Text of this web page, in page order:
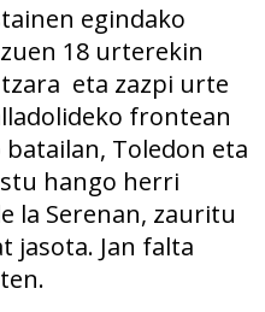
egindako
18 urterekin
eta zazpi urte
frontean
Toledon eta
hango herri
la Serenan, zauritu
jasota. Jan falta